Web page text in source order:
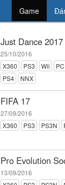
Just Dance 2017
25/10/2016
X360
PS3 Wii PC
PS4
NNX
FIFA 17
27/09/2016
X360
PS3 PS3N
Pro Evolution
13/09/2016
Game